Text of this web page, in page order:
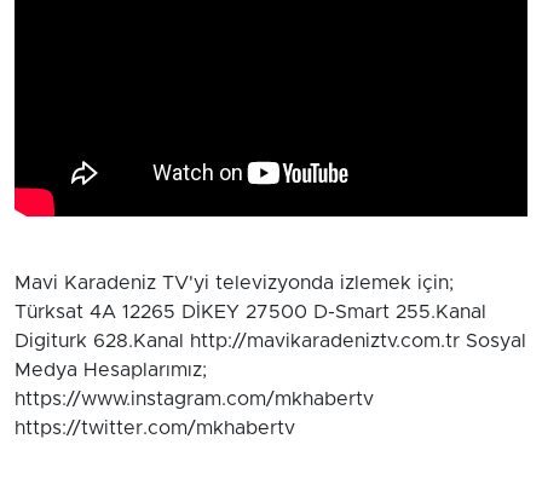
Mavi Karadeniz TV'yi televizyonda izlemek için;
Türksat 4A 12265 DİKEY 27500 D-Smart 255.Kanal
Digiturk 628.Kanal http://mavikaradeniztv.com.tr Sosyal
Medya Hesaplarımız;
https://www.instagram.com/mkhabertv
https://twitter.com/mkhabertv